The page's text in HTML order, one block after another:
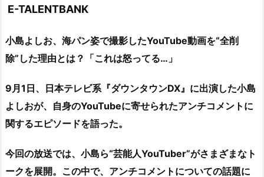
E-TALENTBANK
小島よしお、海パン姿で撮影したYouTube動画を“全削
除”した理由とは？「これは怒ってる…」
9月1日、日本テレビ系『ダウンタウンDX』に出演した小島
よしおが、自身のYouTubeに寄せられたアンチコメントに
関するエピソードを語った。
今回の放送では、小島ら“芸能人YouTuber”がさまざまなト
ークを展開。この中で、アンチコメントについての話題に